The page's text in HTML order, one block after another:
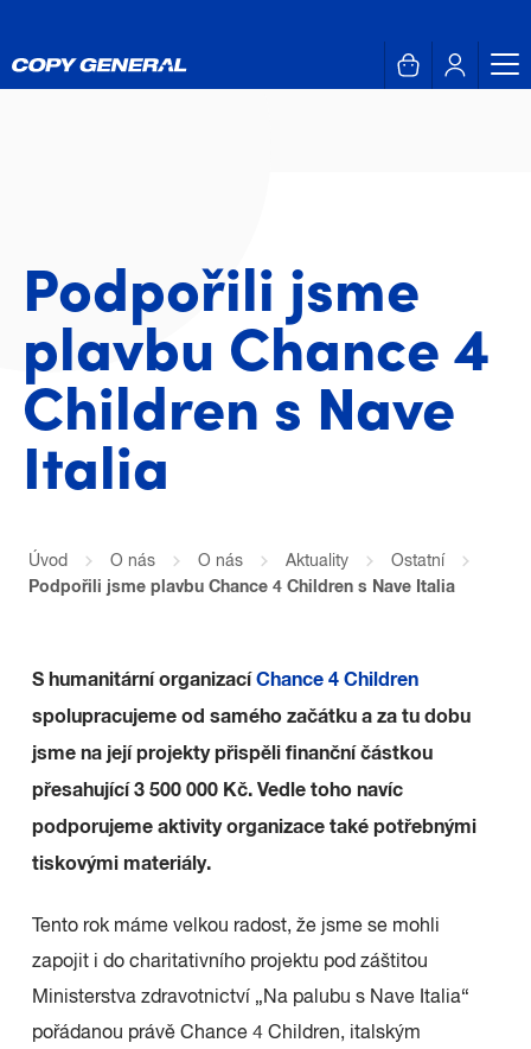
Podpořili jsme
plavbu Chance 4
Children s Nave
Italia
Úvod O nás O nás Aktuality
Ostatní
Podpořili jsme plavbu Chance 4 Children s Nave Italia
S humanitární organizací Chance 4 Children
spolupracujeme od samého začátku a za tu dobu
jsme na její projekty přispěli finanční částkou
přesahující 3 500 000 Kč. Vedle toho navíc
podporujeme aktivity organizace také potřebnými
tiskovými materiály.
Tento rok máme velkou radost, že jsme se mohli
zapojit i do charitativního projektu pod záštitou
Ministerstva zdravotnictví „Na palubu s Nave Italia“
pořádanou právě Chance 4 Children, italským